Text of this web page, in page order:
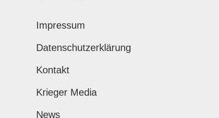
Impressum
Datenschutzerklärung
Kontakt
Krieger Media
News